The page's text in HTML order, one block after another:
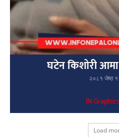
घटेन किशोरी
२०८१ जेष्ठ
IN
Load